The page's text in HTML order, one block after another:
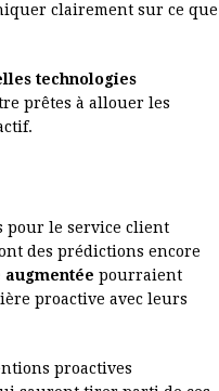
clairement sur ce que
technologies
prêtes à allouer les
pour le service client
des prédictions encore
pourraient
proactive avec leurs
proactives